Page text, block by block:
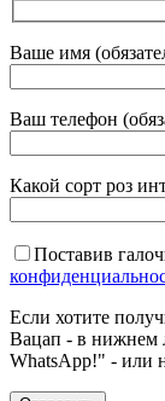
Ваше имя
Ваш телефон
Какой сорт роз
Поставив
Если хотите
Вацап - в нижнем
WhatsApp!" - или